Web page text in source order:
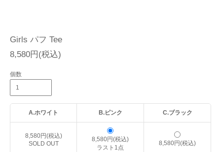
Girls パフ Tee
8,580円(税込)
個数
A.ホワイト B.ピンク C.ブラック
8,580円(税込)
SOLD OUT
8,580円(税込)
ラスト1点
8,580円(税込)